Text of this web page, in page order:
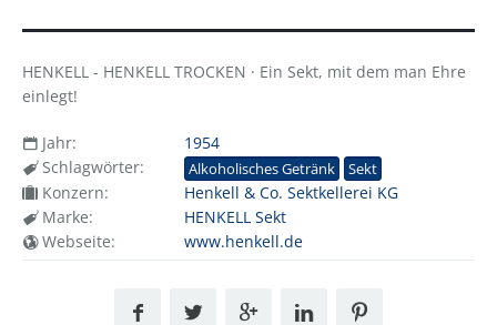
HENKELL - HENKELL TROCKEN · Ein Sekt, mit dem man Ehre
einlegt!
Jahr:
1954
Schlagwörter:
Alkoholisches Getränk Sekt
Konzern:
Henkell & Co. Sektkellerei KG
Marke:
HENKELL Sekt
Webseite:
www.henkell.de